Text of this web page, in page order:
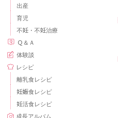
出産
育児
不妊・不妊治療
Ｑ＆Ａ
体験談
レシピ
離乳食レシピ
妊娠食レシピ
妊活食レシピ
成長アルバム